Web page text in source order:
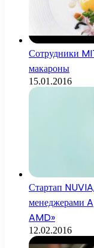
Сотрудники
макароны
15.01.2016
Стартап
менеджерами
AMD»
12.02.2016